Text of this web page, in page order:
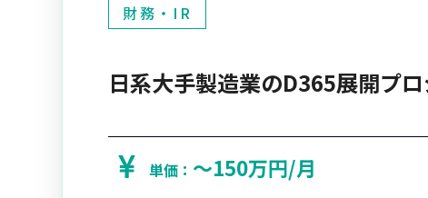
財務・IR
日系大手製造業のD365展開プ
単価： 〜150万円/月